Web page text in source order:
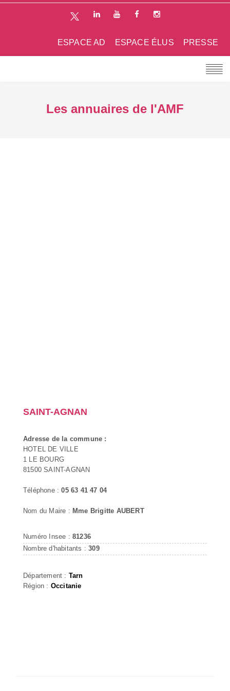
PRESSE
ESPACE ÉLUS
ESPACE AD
Les annuaires de l'AMF
SAINT-AGNAN
Adresse de la commune :
HOTEL DE VILLE
1 LE BOURG
81500 SAINT-AGNAN
Téléphone :05 63 41 47 04
Nom du Maire : Mme Brigitte AUBERT
Numéro Insee : 81236
Nombre d'habitants :309
Département : Tarn
Région : Occitanie